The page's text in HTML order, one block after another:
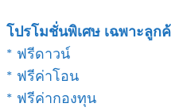
โปรโมชั่นพิเศษ เฉพาะลูก
* ฟรีดาวน์
* ฟรีค่าโอน
* ฟรีค่ากองทุน